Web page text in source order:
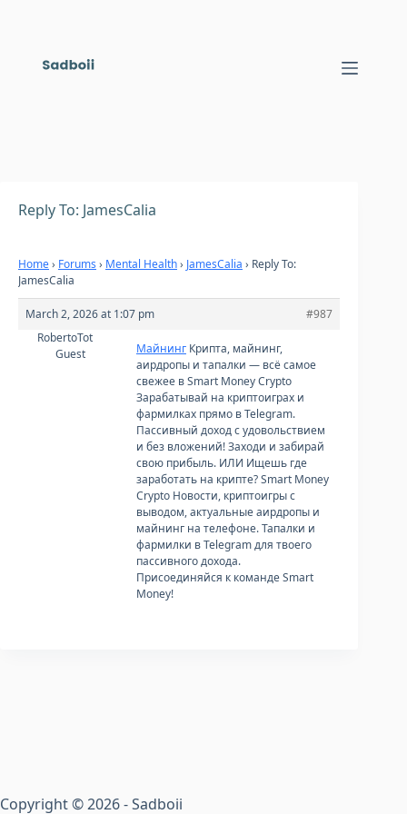
Reply To: JamesCalia
Home› Forums › Mental Health› JamesCalia › Reply To:
JamesCalia
March 2, 2026 at 1:07 pm
#987
RobertoTot
Guest
Майнинг Крипта, майнинг,
аирдропы и тапалки — всё самое
свежее в Smart Money Crypto
Зарабатывай на криптоиграх и
фармилках прямо в Telegram.
Пассивный доход с удовольствием
и без вложений! Заходи и забирай
свою прибыль. ИЛИ Ищешь где
заработать на крипте? Smart Money
Crypto Новости, криптоигры с
выводом, актуальные аирдропы и
майнинг на телефоне. Тапалки и
фармилки в Telegram для твоего
пассивного дохода.
Присоединяйся к команде Smart
Money!
Copyright © 2026 - Sadboii